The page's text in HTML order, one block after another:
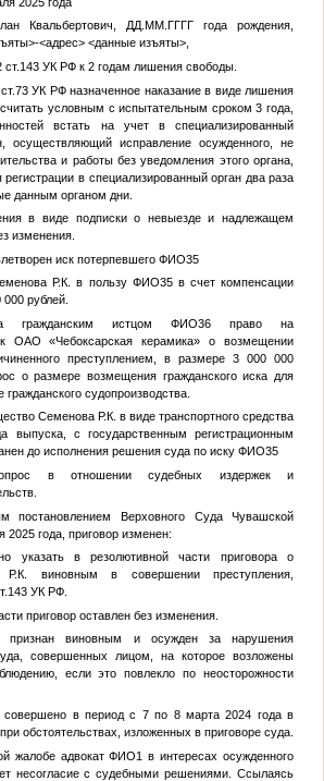
Квальбертович, ДД.ММ.ГГГГ года рождения,
-<адрес> <данные изъяты>,
ст.143 УК РФ к 2 годам лишения свободы.
УК РФ назначенное наказание в виде лишения
условным с испытательным сроком 3 года,
встать на учет в специализированный
осуществляющий исправление осужденного, не
и работы без уведомления этого органа,
регистрации в специализированный орган два раза
данным органом дни.
в виде подписки о невыезде и надлежащем
изменения.
иск потерпевшего ФИО35
Р.К. в пользу ФИО35в счет компенсации
рублей.
гражданским истцомФИО36 право на
к ОАО «Чебоксарская керамика» о возмещении
преступлением, в размере 3 000 000
о размере возмещения гражданского иска для
судопроизводства.
Семенова Р.К. в виде транспортного средства
выпуска, с государственным регистрационным
до исполнения решения суда по иску ФИО35
в отношении судебных издержек и
постановлением Верховного Суда Чувашской
2025 года, приговор изменен:
указать в резолютивной части приговора о
Р.К. виновным в совершении преступления,
УК РФ.
приговор оставлен без изменения.
признан виновным и осужден за нарушения
совершенных лицом, на которое возложены
если это повлекло по неосторожности
совершено в период с 7 по 8 марта 2024 года в
обстоятельствах, изложенных в приговоре суда.
жалобе адвокатФИО1 в интересах осужденного
несогласие с судебными решениями. Ссылаясь